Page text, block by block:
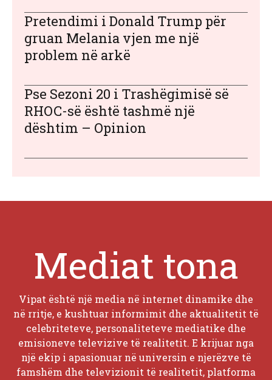
Pretendimi i Donald Trump për
gruan Melania vjen me një
problem në arkë
Pse Sezoni 20 i Trashëgimisë së
RHOC-së është tashmë një
dështim – Opinion
Mediat tona
Vipat është një media në internet dinamike dhe
në rritje, e kushtuar informimit dhe aktualitetit të
celebriteteve, personaliteteve mediatike dhe
emisioneve televizive të realitetit. E krijuar nga
një ekip i apasionuar në universin e njerëzve të
famshëm dhe televizionit të realitetit, platforma